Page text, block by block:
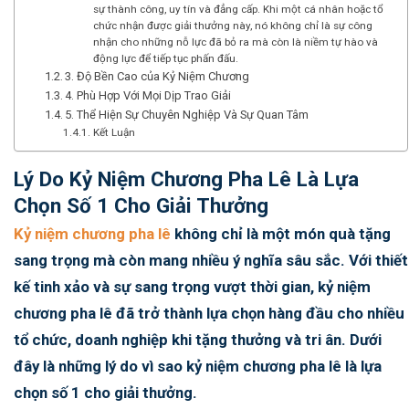
sự thành công, uy tín và đẳng cấp. Khi một cá nhân hoặc tổ
chức nhận được giải thưởng này, nó không chỉ là sự công
nhận cho những nỗ lực đã bỏ ra mà còn là niềm tự hào và
động lực để tiếp tục phấn đấu.
3. Độ Bền Cao của Kỷ Niệm Chương
4. Phù Hợp Với Mọi Dịp Trao Giải
5. Thể Hiện Sự Chuyên Nghiệp Và Sự Quan Tâm
Kết Luận
Lý Do Kỷ Niệm Chương Pha Lê Là Lựa
Chọn Số 1 Cho Giải Thưởng
Kỷ niệm chương pha lê không chỉ là một món quà tặng
sang trọng mà còn mang nhiều ý nghĩa sâu sắc. Với thiết
kế tinh xảo và sự sang trọng vượt thời gian, kỷ niệm
chương pha lê đã trở thành lựa chọn hàng đầu cho nhiều
tổ chức, doanh nghiệp khi tặng thưởng và tri ân. Dưới
đây là những lý do vì sao kỷ niệm chương pha lê là lựa
chọn số 1 cho giải thưởng.